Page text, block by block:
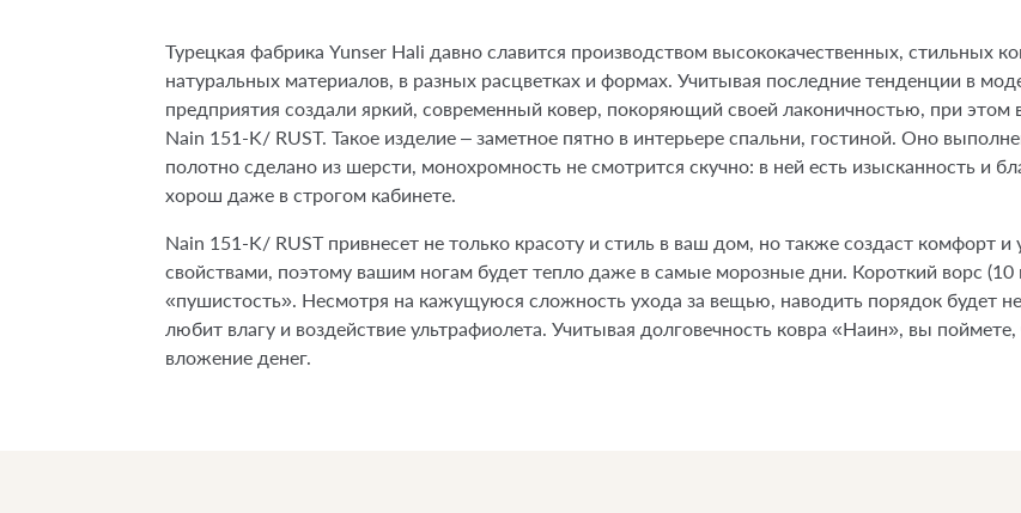
Турецкая фабрика Yunser Hali давно славится производством высококачественных, стильных
натуральных материалов, в разных расцветках и формах. Учитывая последние тенденции в
предприятия создали яркий, современный ковер, покоряющий своей лаконичностью, при этом
Nain 151-K/ RUST. Такое изделие – заметное пятно в интерьере спальни, гостиной. Оно
полотно сделано из шерсти, монохромность не смотрится скучно: в ней есть изысканность и
хорош даже в строгом кабинете.
Nain 151-K/ RUST привнесет не только красоту и стиль в ваш дом, но также создаст комфорт
свойствами, поэтому вашим ногам будет тепло даже в самые морозные дни. Короткий ворс
«пушистость». Несмотря на кажущуюся сложность ухода за вещью, наводить порядок будет
любит влагу и воздействие ультрафиолета. Учитывая долговечность ковра «Наин», вы
вложение денег.